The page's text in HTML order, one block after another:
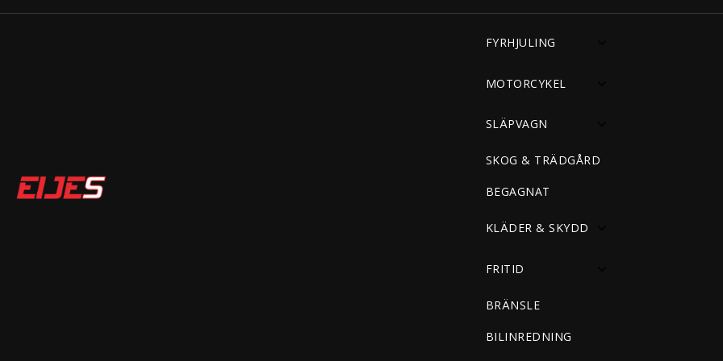
FYRHJULING
MOTORCYKEL
SLÄPVAGN
SKOG & TRÄDGÅRD
BEGAGNAT
KLÄDER & SKYDD
FRITID
BRÄNSLE
BILINREDNING